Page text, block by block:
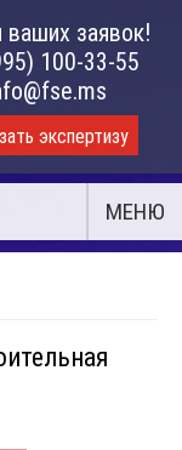
заявок!
100-33-55
экспертизу
МЕНЮ